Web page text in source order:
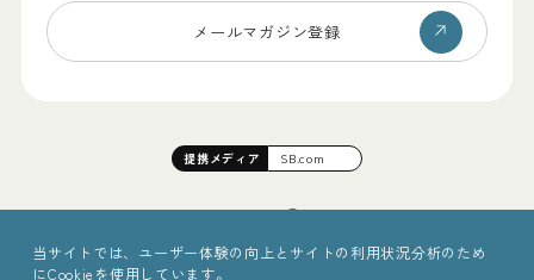
メールマガジン登録
提携メディア SB.com
当サイトでは、ユーザー体験の向上とサイトの利用状況分析のため
にCookieを使用しています。